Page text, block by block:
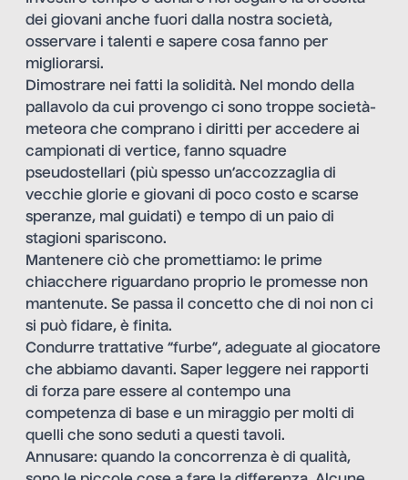
dei giovani anche fuori dalla nostra società,
osservare i talenti e sapere cosa fanno per
migliorarsi.
Dimostrare nei fatti la solidità. Nel mondo della
pallavolo da cui provengo ci sono troppe società-
meteora che comprano i diritti per accedere ai
campionati di vertice, fanno squadre
pseudostellari (più spesso un’accozzaglia di
vecchie glorie e giovani di poco costo e scarse
speranze, mal guidati) e tempo di un paio di
stagioni spariscono.
Mantenere ciò che promettiamo: le prime
chiacchere riguardano proprio le promesse non
mantenute. Se passa il concetto che di noi non ci
si può fidare, è finita.
Condurre trattative “furbe”, adeguate al giocatore
che abbiamo davanti. Saper leggere nei rapporti
di forza pare essere al contempo una
competenza di base e un miraggio per molti di
quelli che sono seduti a questi tavoli.
Annusare: quando la concorrenza è di qualità,